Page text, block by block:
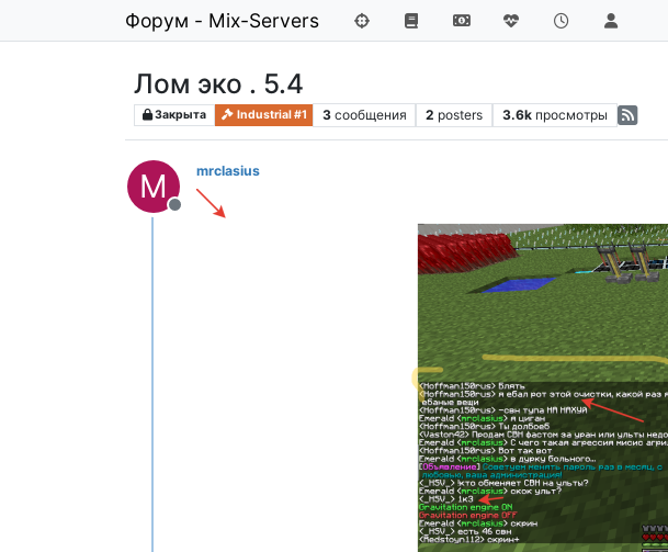
Форум - Mix-Servers
Лом эко . 5.4
Закрыта Industrial #1 3 сообщения 2 posters 3.6k просмотры
M
Не в сети
mrclasius